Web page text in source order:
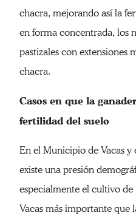
chacra, mejorando así la
en forma concentrada, los
pastizales con extensiones
chacra.
Casos en que la
fertilidad del suelo
En el Municipio de Vacas
existe una presión
especialmente el cultivo
Vacas más importante que